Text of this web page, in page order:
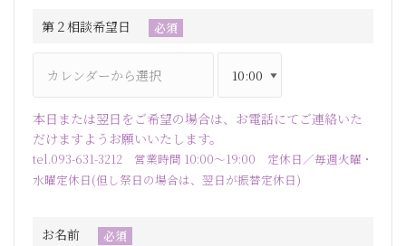
第２相談希望日 必須
本日または翌日をご希望の場合は、お電話にてご連絡いた
だけますようお願いいたします。
tel.093-631-3212 営業時間 10:00～19:00 定休日／毎週火曜・
水曜定休日(但し祭日の場合は、翌日が振替定休日)
お名前 必須